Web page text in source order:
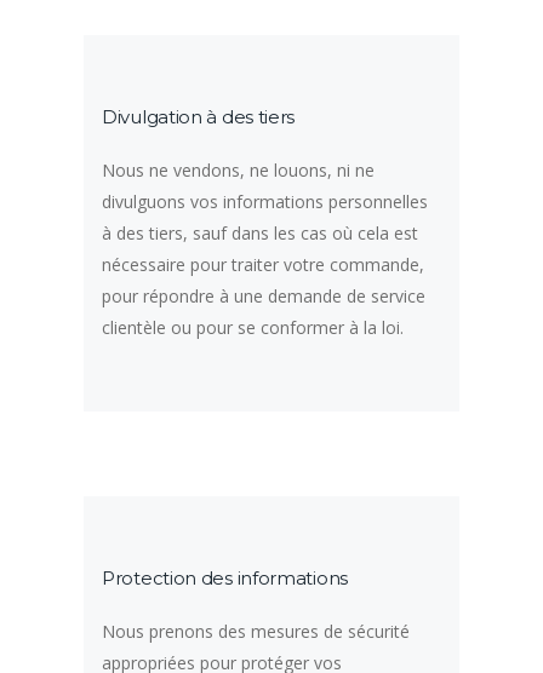
Divulgation à des tiers
Nous ne vendons, ne louons, ni ne
divulguons vos informations personnelles
à des tiers, sauf dans les cas où cela est
nécessaire pour traiter votre commande,
pour répondre à une demande de service
clientèle ou pour se conformer à la loi.
Protection des informations
Nous prenons des mesures de sécurité
appropriées pour protéger vos